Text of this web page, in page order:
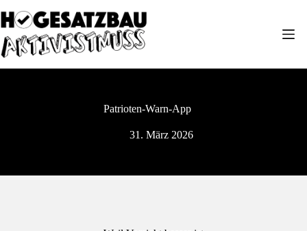
Inhalt
springen
Patrioten-Warn-App
31. März 2026